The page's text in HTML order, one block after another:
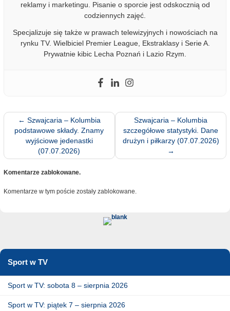
reklamy i marketingu. Pisanie o sporcie jest odskocznią od
codziennych zajęć.
Specjalizuje się także w prawach telewizyjnych i nowościach na
rynku TV. Wielbiciel Premier League, Ekstraklasy i Serie A.
Prywatnie kibic Lecha Poznań i Lazio Rzym.
← Szwajcaria – Kolumbia
podstawowe składy. Znamy
wyjściowe jedenastki
(07.07.2026)
Szwajcaria – Kolumbia
szczegółowe statystyki. Dane
drużyn i piłkarzy (07.07.2026)
→
Komentarze zablokowane.
Komentarze w tym poście zostały zablokowane.
Sport w TV
Sport w TV: sobota 8 – sierpnia 2026
Sport w TV: piątek 7 – sierpnia 2026